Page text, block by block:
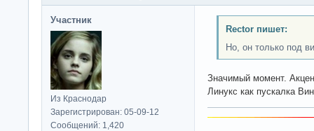
Участник
Из Краснодар
Зарегистрирован: 05-09-12
Сообщений: 1,420
Rector пишет:
Но, он только под
Значимый момент.
Линукс как пускалка